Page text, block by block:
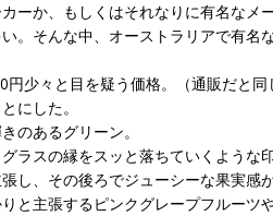
ーか、もしくはそれなりに有名なメ
。そんな中、オーストラリアで有名
少々と目を疑う価格。（通販だと同
にした。
のあるグリーン。
ラスの縁をスッと落ちていくような印
し、その後ろでジューシーな果実感
と主張するピンクグレープフルーツ